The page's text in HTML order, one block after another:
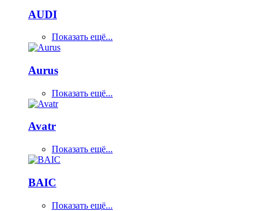
AUDI
Показать ещё...
Aurus
Показать ещё...
Avatr
Показать ещё...
BAIC
Показать ещё...